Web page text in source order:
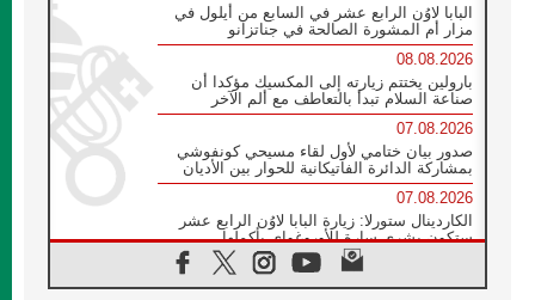
البابا لاوُن الرابع عشر في السابع من أيلول في
مزار أم المشورة الصالحة في جناتزانو
08.08.2026
بارولين يختتم زيارته إلى المكسيك مؤكدا أن
صناعة السلام تبدأ بالتعاطف مع ألم الآخر
07.08.2026
صدور بيان ختامي لأول لقاء مسيحي كونفوشي
بمشاركة الدائرة الفاتيكانية للحوار بين الأديان
07.08.2026
الكاردينال ستورلا: زيارة البابا لاوُن الرابع عشر
ستكون بشرى سارة للأوروغواي بأكملها
الفاتيكان يعلن برنامج الزيارة الرسولية للبابا لاوُن